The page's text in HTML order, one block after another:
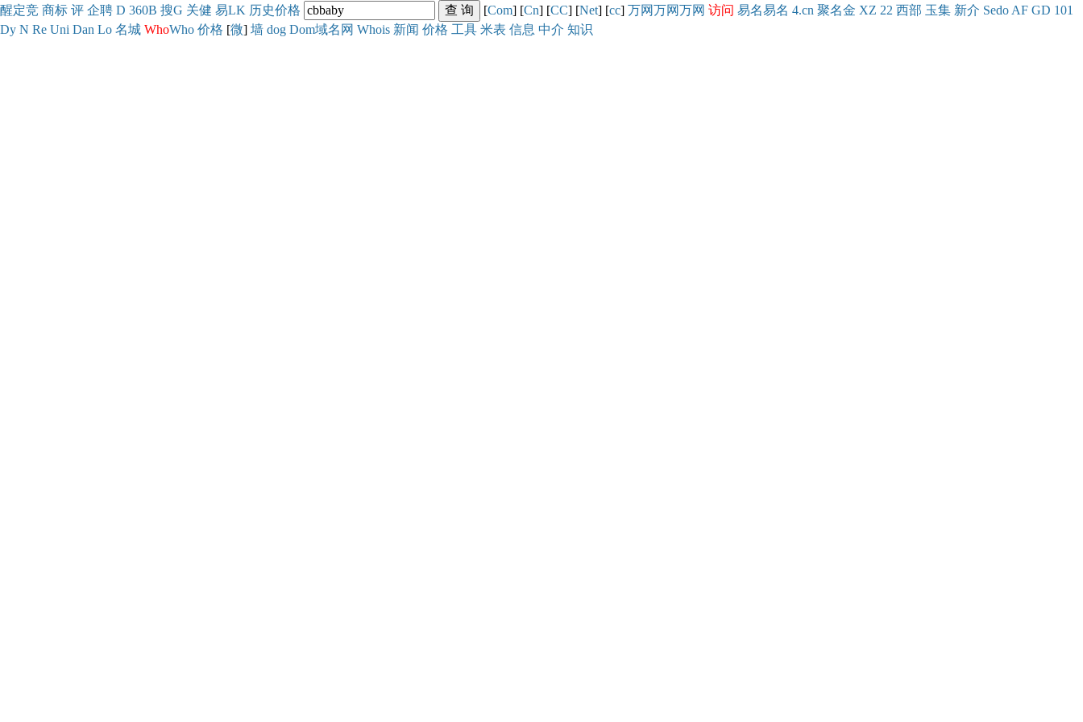
醒定竞 商标 评 企聘 D 360B 搜G 关健 易LK 历史价格 [Com] [Cn] [CC] [Net] [cc] 万网万网万网 访问 易名易名 4.cn 聚名金 XZ 22 西部 玉集 新介 Sedo AF GD 101
Dy N Re Uni Dan Lo 名城 WhoWho 价格 [微] 墙 dog Dom域名网 Whois 新闻 价格 工具 米表 信息 中介 知识